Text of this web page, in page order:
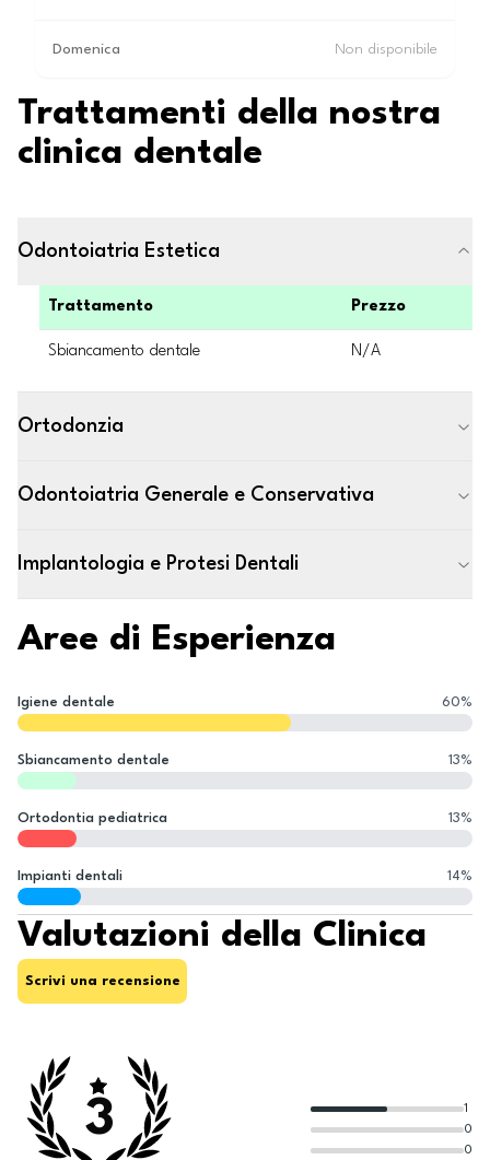
Domenica Non disponibile
Trattamenti della nostra
clinica dentale
Odontoiatria Estetica
Trattamento Prezzo
Sbiancamento dentale N/A
Ortodonzia
Odontoiatria Generale e Conservativa
Implantologia e Protesi Dentali
Aree di Esperienza
Igiene dentale 60%
Sbiancamento dentale 13%
Ortodontia pediatrica 13%
Impianti dentali 14%
Valutazioni della Clinica
Scrivi una recensione
3
0
0
1